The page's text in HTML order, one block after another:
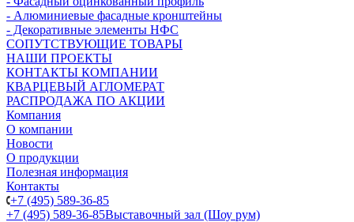
- Алюминиевые фасадные кронштейны
- Декоративные элементы НФС
СОПУТСТВУЮЩИЕ ТОВАРЫ
НАШИ ПРОЕКТЫ
КОНТАКТЫ КОМПАНИИ
КВАРЦЕВЫЙ АГЛОМЕРАТ
РАСПРОДАЖА ПО АКЦИИ
Компания
О компании
Новости
О продукции
Полезная информация
Контакты
+7 (495) 589-36-85
+7 (495) 589-36-85Выставочный зал (Шоу рум)